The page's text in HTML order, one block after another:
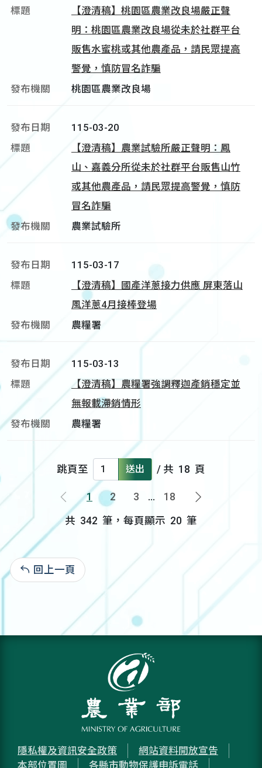
【澄清稿】桃園區農業改良場嚴正聲
明：桃園區農業改良場從未於社群平台
販售水蜜桃或其他農產品，請民眾提高
警覺，慎防冒名詐騙
桃園區農業改良場
115-03-20
【澄清稿】農業試驗所嚴正聲明：鳳
山、嘉義分所從未於社群平台販售山竹
或其他農產品，請民眾提高警覺，慎防
冒名詐騙
農業試驗所
115-03-17
【澄清稿】國產洋蔥接力供應 屏東落山
風洋蔥4月接棒登場
農糧署
115-03-13
【澄清稿】農糧署強調釋迦產銷穩定並
無報載滯銷情形
農糧署
跳頁至 送出 / 共 18 頁
上一頁
1 2 3 ... 18
下一頁
共 342 筆，每頁顯示 20 筆
回上一頁
隱私權及資訊安全政策
網站資料開放宣告
本部位置圖
各縣市動物保護申訴電話